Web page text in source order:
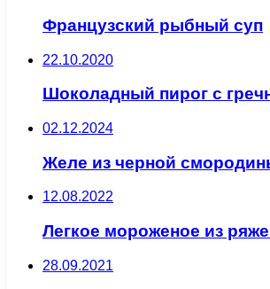
Французский рыбный суп
22.10.2020
Шоколадный пирог с
02.12.2024
Желе из черной
12.08.2022
Легкое мороженое из
28.09.2021